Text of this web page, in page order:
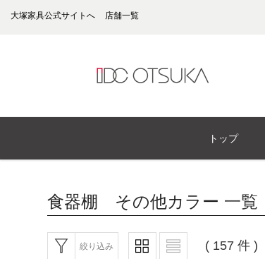
大塚家具公式サイトへ 店舗一覧
トップ
食器棚 その他カラー 一覧
絞り込み ( 157 件 )